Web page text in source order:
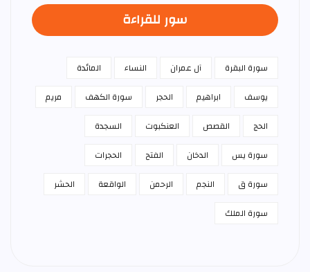
سور للقراءة
سورة البقرة آل عمران النساء
المائدة
يوسف
ابراهيم الحجر سورة الكهف
مريم
الحج
القصص العنكبوت
السجدة
سورة يس
الدخان الفتح
الحجرات
سورة ق
النجم الرحمن الواقعة
الحشر
سورة الملك